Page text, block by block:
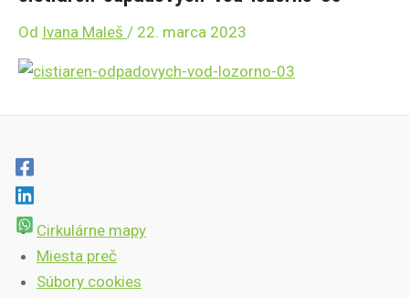
Od Ivana Maleš / 22. marca 2023
Cirkulárne mapy
Miesta preč
Súbory cookies